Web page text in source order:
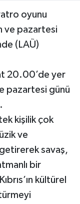
oyunu
ve pazartesi
(LAÜ)
20.00’de yer
pazartesi günü
kişilik çok
ve
savaş,
bir
kültürel